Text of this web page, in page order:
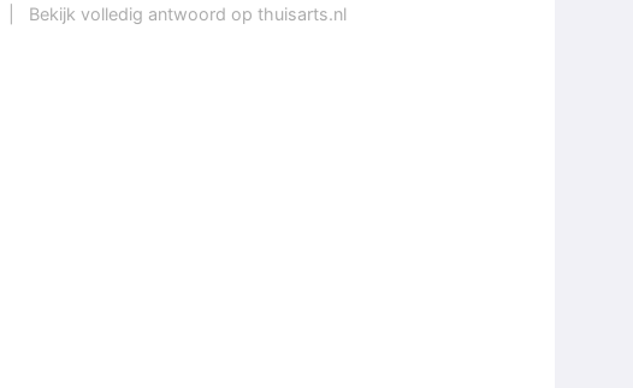
Bekijk volledig antwoord op thuisarts.nl